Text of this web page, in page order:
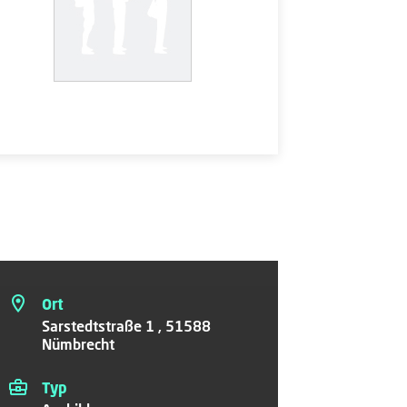
Ort
Sarstedtstraße 1 , 51588
Nümbrecht
Typ